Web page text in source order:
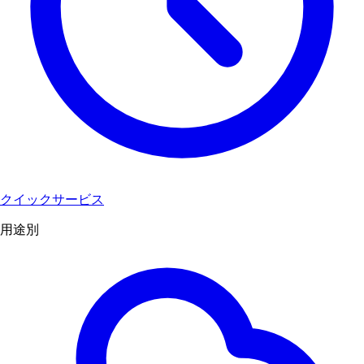
クイックサービス
用途別